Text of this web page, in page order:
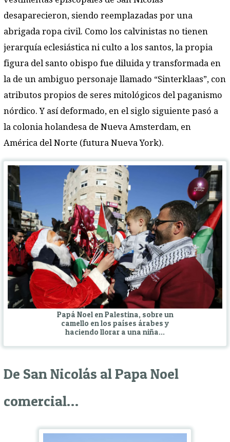
desaparecieron, siendo reemplazadas por una
abrigada ropa civil. Como los calvinistas no tienen
jerarquía eclesiástica ni culto a los santos, la propia
figura del santo obispo fue diluida y transformada en
la de un ambiguo personaje llamado “Sinterklaas”, con
atributos propios de seres mitológicos del paganismo
nórdico. Y así deformado, en el siglo siguiente pasó a
la colonia holandesa de Nueva Amsterdam, en
América del Norte (futura Nueva York).
Papá Noel en Palestina, sobre un
camello en los países árabes y
haciendo llorar a una niña…
De San Nicolás al Papa Noel
comercial…